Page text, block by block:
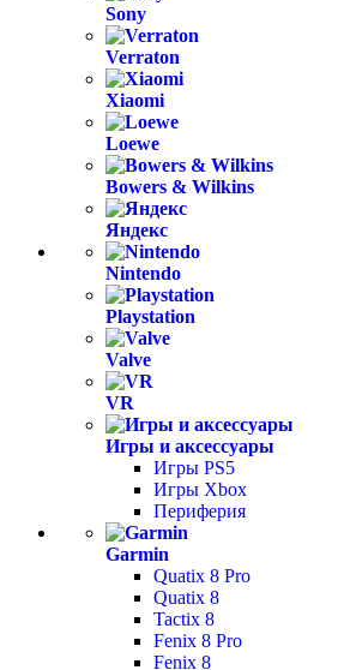
Sony
Verraton
Xiaomi
Loewe
Bowers & Wilkins
Яндекс
Nintendo
Playstation
Valve
VR
Игры и аксессуары
Игры PS5
Игры Xbox
Периферия
Garmin
Quatix 8 Pro
Quatix 8
Tactix 8
Fenix 8 Pro
Fenix 8